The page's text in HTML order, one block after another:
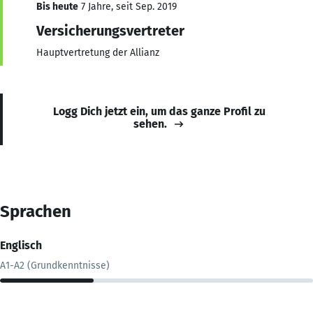
Bis heute 7 Jahre, seit Sep. 2019
Versicherungsvertreter
Hauptvertretung der Allianz
Logg Dich jetzt ein, um das ganze Profil zu
sehen.
Sprachen
Englisch
A1-A2 (Grundkenntnisse)